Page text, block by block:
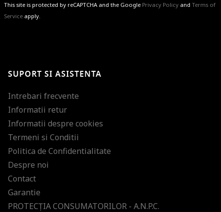
This site is protected by reCAPTCHA and the Google Privacy Policy and Terms of
Service apply.
ultimele tendinte in moda!
SUPORT SI ASISTENTA
Intrebari frecvente
Informatii retur
Informatii despre cookies
Termeni si Conditii
Politica de Confidentialitate
Despre noi
Contact
Garantie
PROTECŢIA CONSUMATORILOR - A.N.P.C.